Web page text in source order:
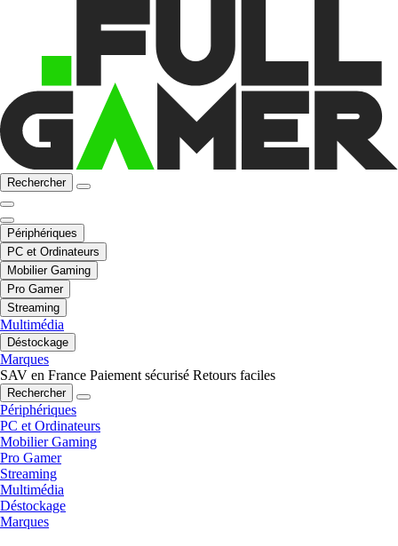
Rechercher
Périphériques
PC et Ordinateurs
Mobilier Gaming
Pro Gamer
Streaming
Multimédia
Déstockage
Marques
SAV en France Paiement sécurisé Retours faciles
Rechercher
Périphériques
PC et Ordinateurs
Mobilier Gaming
Pro Gamer
Streaming
Multimédia
Déstockage
Marques